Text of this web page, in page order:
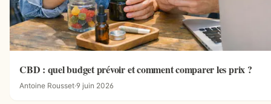
CBD : quel budget prévoir et comment comparer les prix ?
Antoine Rousset·9 juin 2026